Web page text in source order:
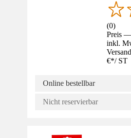
(0)
Preis
inkl.
€*/ ST
Online bestellbar
Nicht reservierbar